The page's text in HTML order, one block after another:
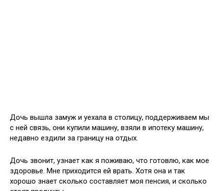
Дочь вышла замуж и уехала в столицу, поддерживаем мы
с ней связь, они купили машину, взяли в ипотеку машину,
недавно ездили за границу на отдых.
Дочь звонит, узнает как я поживаю, что готовлю, как мое
здоровье. Мне приходится ей врать. Хотя она и так
хорошо знает сколько составляет моя пенсия, и сколько